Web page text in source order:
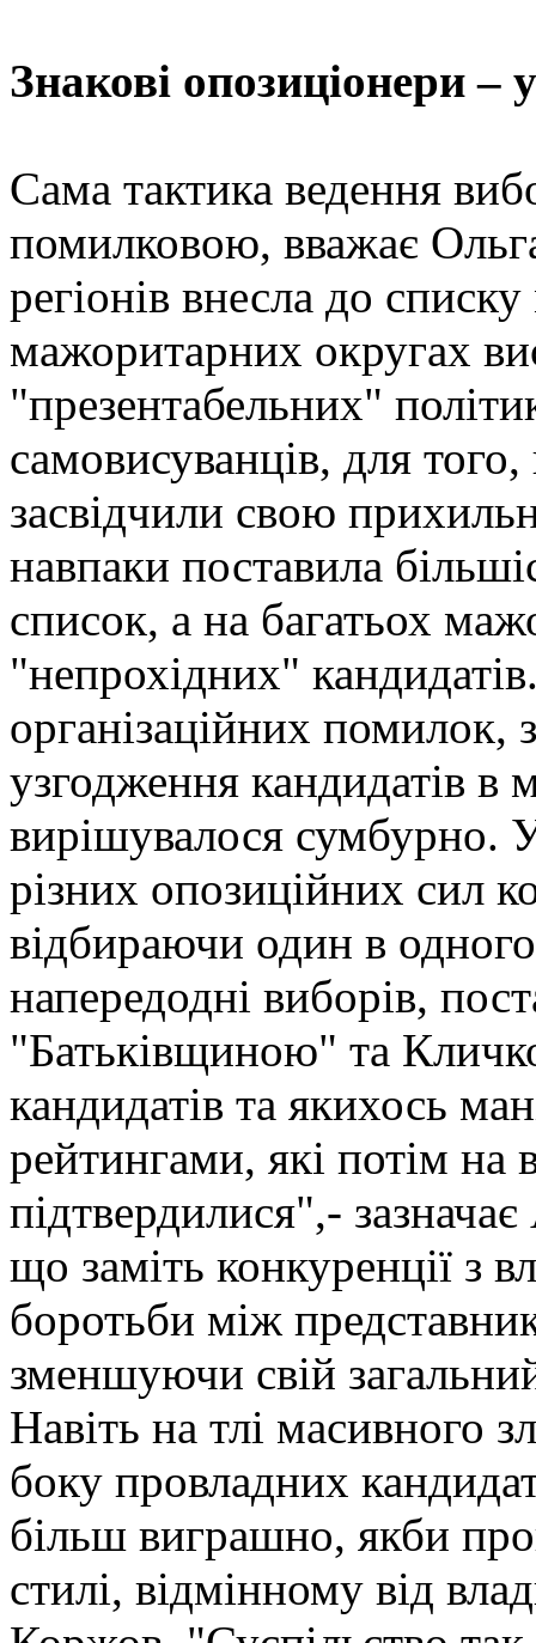
Знакові опозиціонери –
Cама тактика ведення
помилковою, вважає
регіонів внесла до
мажоритарних округах
"презентабельних"
самовисуванців, для
засвідчили свою
навпаки поставила
список, а на багатьох
"непрохідних"
організаційних помилок,
узгодження кандидатів в
вирішувалося сумбурно.
різних опозиційних сил
відбираючи один в
напередодні виборів,
"Батьківщиною" та
кандидатів та якихось
рейтингами, які потім на
підтвердилися",-
що заміть конкуренції з
боротьби між
зменшуючи свій
Навіть на тлі масивного
боку провладних
більш виграшно, якби
стилі, відмінному від